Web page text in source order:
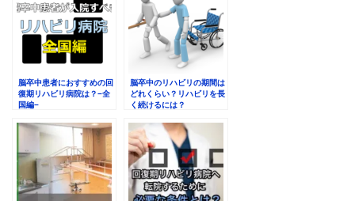
脳卒中患者におすすめの回
復期リハビリ病院は？−全
国編−
脳卒中のリハビリの期間は
どれくらい？リハビリを長
く続けるには？